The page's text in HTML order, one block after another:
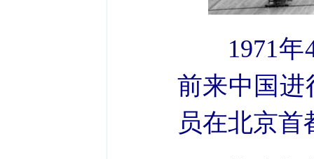
1971
前来中国进
员在北京